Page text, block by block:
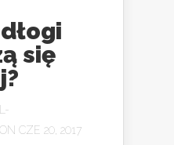
się
ON CZE 20, 2017